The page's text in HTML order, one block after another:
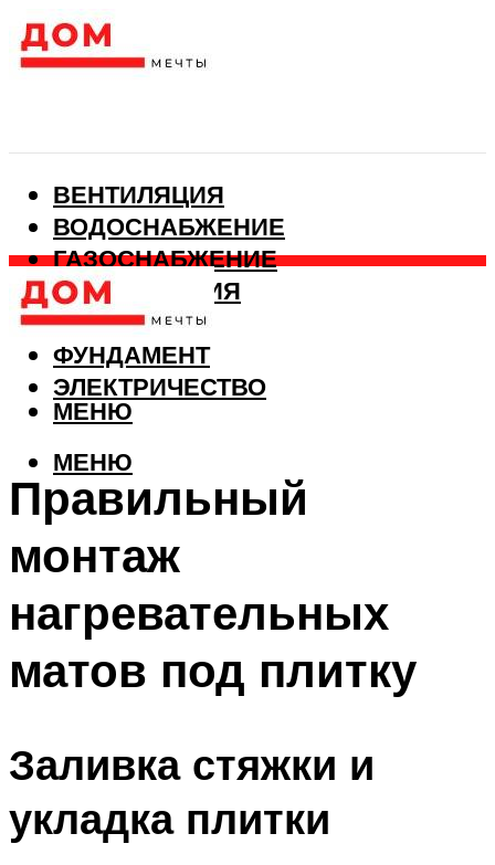
ВЕНТИЛЯЦИЯ
ВОДОСНАБЖЕНИЕ
ГАЗОСНАБЖЕНИЕ
КАНАЛИЗАЦИЯ
ОТОПЛЕНИЕ
ФУНДАМЕНТ
ЭЛЕКТРИЧЕСТВО
МЕНЮ
МЕНЮ
Правильный
монтаж
нагревательных
матов под плитку
Заливка стяжки и
укладка плитки